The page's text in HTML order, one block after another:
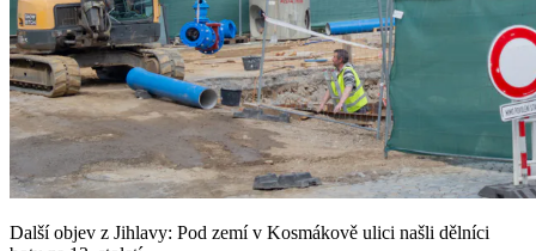
Další objev z Jihlavy: Pod zemí v Kosmákově ulici našli dělníci